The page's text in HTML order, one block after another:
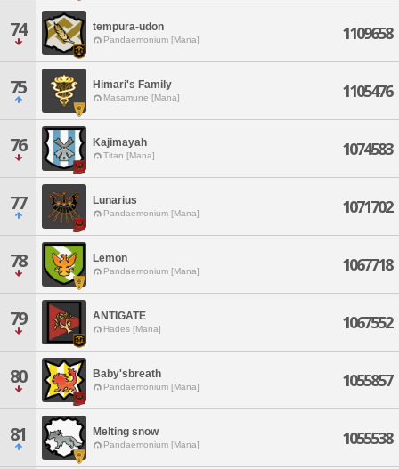
74 tempura-udon
Pandaemonium [Mana] 1109658
75 Himari's Family
Masamune [Mana] 1105476
76 Kajimayah
Titan [Mana] 1074583
77 Lunarius
Pandaemonium [Mana] 1071702
78 Lemon
Pandaemonium [Mana] 1067718
79 ANTIGATE
Hades [Mana] 1067552
80 Baby'sbreath
Pandaemonium [Mana] 1055857
81 Melting snow
Pandaemonium [Mana] 1055538